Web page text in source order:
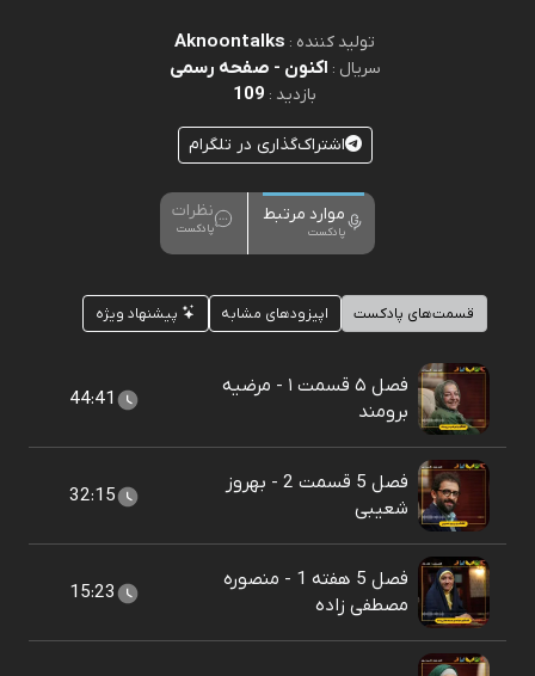
تولید کننده : Aknoontalks
سریال : اکنون - صفحه رسمی
بازدید : 109
اشتراک‌گذاری در تلگرام
موارد مرتبط
پادکست
نظرات
پادکست
قسمت‌های پادکست اپیزودهای مشابه پیشنهاد ویژه
فصل ۵ قسمت ۱ - مرضیه
برومند
44:41
فصل 5 قسمت 2 - بهروز
شعیبی
32:15
فصل 5 هفته 1 - منصوره
مصطفی زاده
15:23